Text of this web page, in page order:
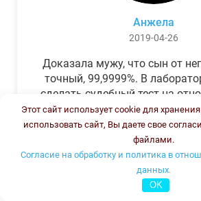
Анжела
2019-04-26
Доказала мужу, что сын от
точный, 99,9999%. В
сделать судебный тест на
можно было предъявить в
был готов через
обещали.Теперь муж бегает и
Этот сайт использует cookie для
использовать сайт, Вы даете свое
файлами.
Согласие на обработку и политика в
данных.
OK